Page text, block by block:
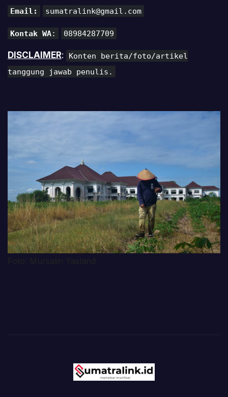
Email: sumatralink@gmail.com
Kontak WA: 08984287709
DISCLAIMER:
Konten berita/foto/artikel
tanggung jawab penulis.